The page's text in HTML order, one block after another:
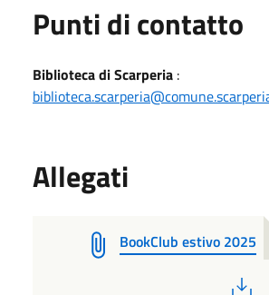
Punti di contatto
Biblioteca di Scarperia :
Allegati
BookClub estivo 2025